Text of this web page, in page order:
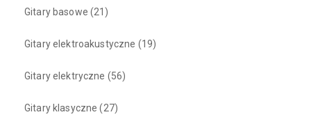
Gitary basowe (21)
Gitary elektroakustyczne (19)
Gitary elektryczne (56)
Gitary klasyczne (27)